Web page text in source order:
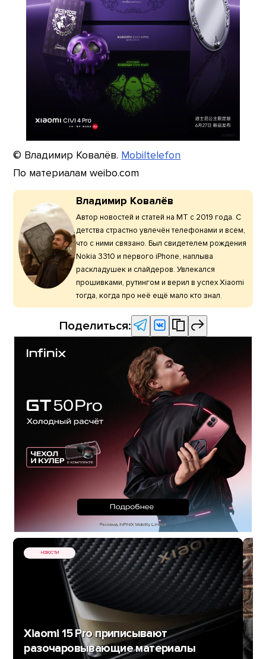
© Владимир Ковалёв. Mobiltelefon
По материалам weibo.com
Владимир Ковалёв
Автор новостей и статей на МТ с 2019 года. С
детства страстно увлечён телефонами и всем,
что с ними связано. Был свидетелем рождения
Nokia 3310 и первого iPhone, наплыва
раскладушек и слайдеров. Увлекался
прошивками, рутингом и верил в успех Xiaomi
тогда, когда про неё ещё мало кто знал.
Поделиться:
НОВОСТИ
Xiaomi 15 Pro приписывают
разочаровывающие материалы